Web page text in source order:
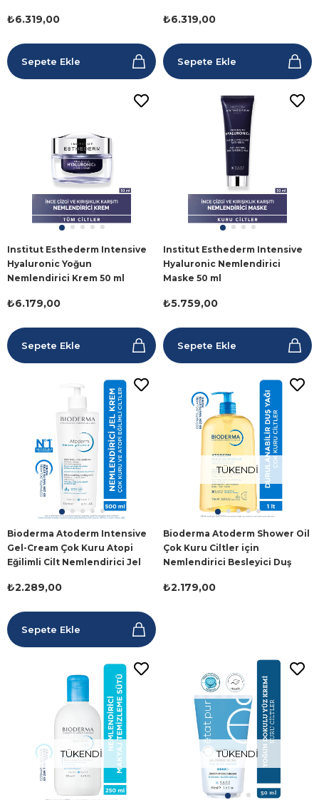
₺6.319,00
Sepete Ekle
₺6.319,00
Sepete Ekle
Institut Esthederm Intensive
Hyaluronic Yoğun
Nemlendirici Krem 50 ml
₺6.179,00
Sepete Ekle
Institut Esthederm Intensive
Hyaluronic Nemlendirici
Maske 50 ml
₺5.759,00
Sepete Ekle
Bioderma Atoderm Intensive
Gel-Cream Çok Kuru Atopi
Eğilimli Cilt Nemlendirici Jel
₺2.289,00
Sepete Ekle
TÜKENDI
Bioderma Atoderm Shower Oil
Çok Kuru Ciltler için
Nemlendirici Besleyici Duş
₺2.179,00
TÜKENDI TÜKENDI